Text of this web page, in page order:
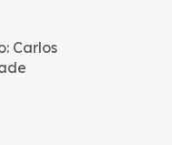
Carlos